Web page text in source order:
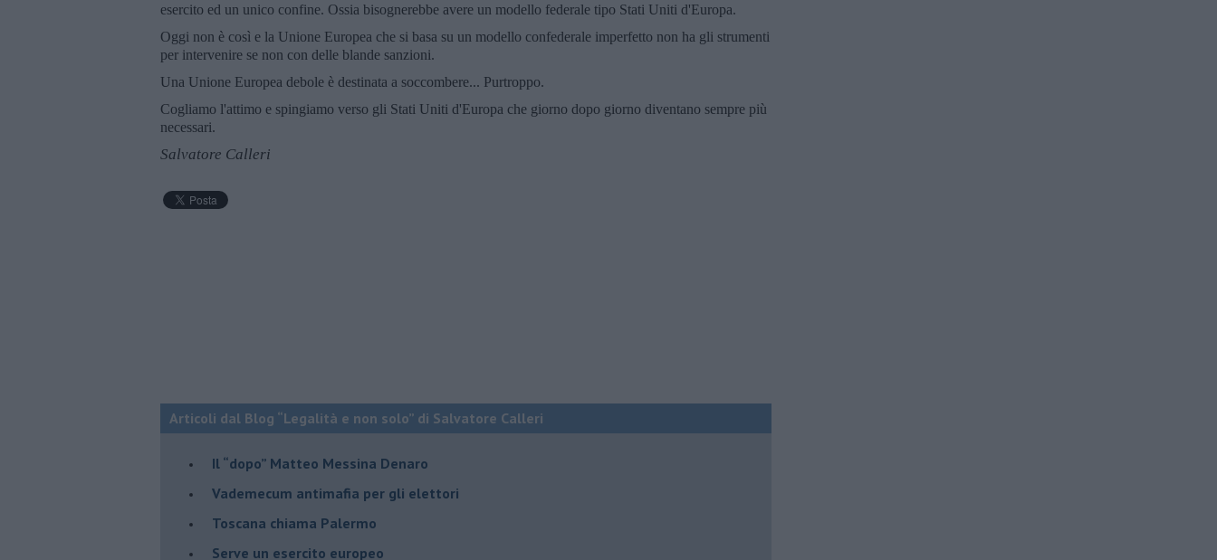
esercito ed un unico confine. Ossia bisognerebbe avere un modello federale tipo Stati Uniti d'Europa.
Oggi non è così e la Unione Europea che si basa su un modello confederale imperfetto non ha gli strumenti
per intervenire se non con delle blande sanzioni.
Una Unione Europea debole è destinata a soccombere... Purtroppo.
Cogliamo l'attimo e spingiamo verso gli Stati Uniti d'Europa che giorno dopo giorno diventano sempre più
necessari.
Salvatore Calleri
Articoli dal Blog “Legalità e non solo” di Salvatore Calleri
Il “dopo” Matteo Messina Denaro
Vademecum antimafia per gli elettori
Toscana chiama Palermo
Serve un esercito europeo